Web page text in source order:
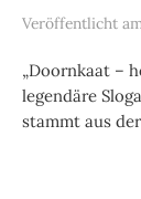
Veröffentlicht
„Doornkaat –
legendäre
stammt aus